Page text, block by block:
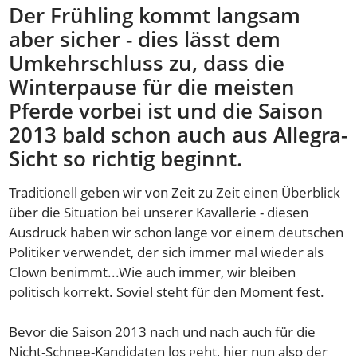
Der Frühling kommt langsam
aber sicher - dies lässt dem
Umkehrschluss zu, dass die
Winterpause für die meisten
Pferde vorbei ist und die Saison
2013 bald schon auch aus Allegra-
Sicht so richtig beginnt.
Traditionell geben wir von Zeit zu Zeit einen Überblick
über die Situation bei unserer Kavallerie - diesen
Ausdruck haben wir schon lange vor einem deutschen
Politiker verwendet, der sich immer mal wieder als
Clown benimmt...Wie auch immer, wir bleiben
politisch korrekt. Soviel steht für den Moment fest.
Bevor die Saison 2013 nach und nach auch für die
Nicht-Schnee-Kandidaten los geht, hier nun also der